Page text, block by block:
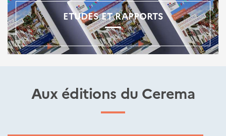
ETUDES ET RAPPORTS
Aux éditions du Cerema